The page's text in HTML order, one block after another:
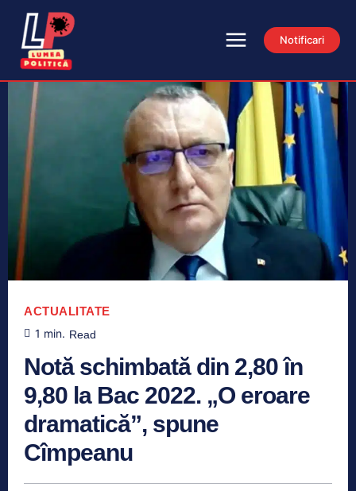
Notificari
ACTUALITATE
1 min. Read
Notă schimbată din 2,80 în
9,80 la Bac 2022. „O eroare
dramatică”, spune
Cîmpeanu